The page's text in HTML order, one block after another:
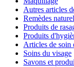
Autres articles
Remèdes
Produits de
Produits
Articles de soin
Soins du visage
Savons et